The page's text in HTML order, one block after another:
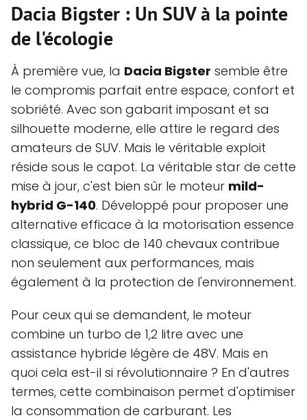
Dacia Bigster : Un SUV à la pointe
de l'écologie
À première vue, la Dacia Bigster semble être
le compromis parfait entre espace, confort et
sobriété. Avec son gabarit imposant et sa
silhouette moderne, elle attire le regard des
amateurs de SUV. Mais le véritable exploit
réside sous le capot. La véritable star de cette
mise à jour, c'est bien sûr le moteur mild-
hybrid G-140. Développé pour proposer une
alternative efficace à la motorisation essence
classique, ce bloc de 140 chevaux contribue
non seulement aux performances, mais
également à la protection de l'environnement.
Pour ceux qui se demandent, le moteur
combine un turbo de 1,2 litre avec une
assistance hybride légère de 48V. Mais en
quoi cela est-il si révolutionnaire ? En d'autres
termes, cette combinaison permet d'optimiser
la consommation de carburant. Les